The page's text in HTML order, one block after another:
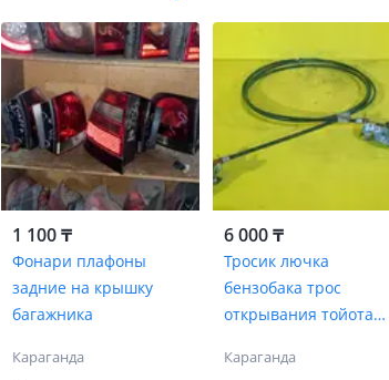
1 100 ₸
Фонари плафоны
задние на крышку
багажника
Караганда
6 000 ₸
Тросик лючка
бензобака трос
открывания тойота
Караганда